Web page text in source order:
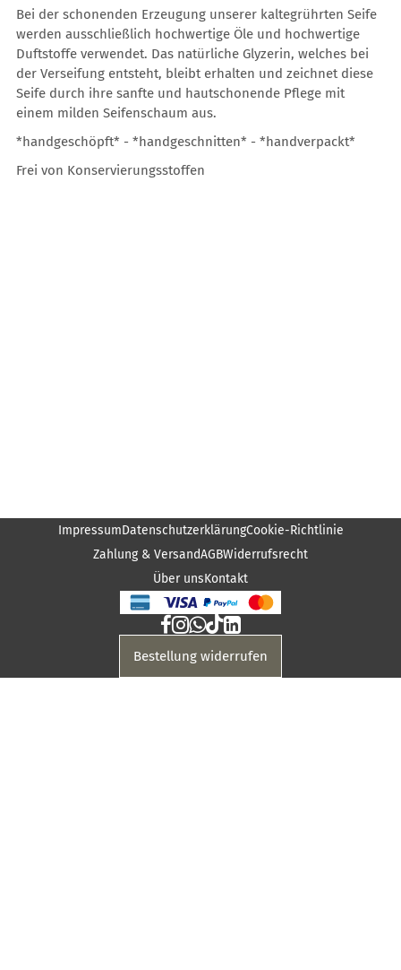
Bei der schonenden Erzeugung unserer kaltegrührten Seife
werden ausschließlich hochwertige Öle und hochwertige
Duftstoffe verwendet. Das natürliche Glyzerin, welches bei
der Verseifung entsteht, bleibt erhalten und zeichnet diese
Seife durch ihre sanfte und hautschonende Pflege mit
einem milden Seifenschaum aus.
*handgeschöpft* - *handgeschnitten* - *handverpackt*
Frei von Konservierungsstoffen
ImpressumDatenschutzerklärungCookie-Richtlinie
Zahlung & VersandAGBWiderrufsrecht
Über unsKontakt
Bestellung widerrufen